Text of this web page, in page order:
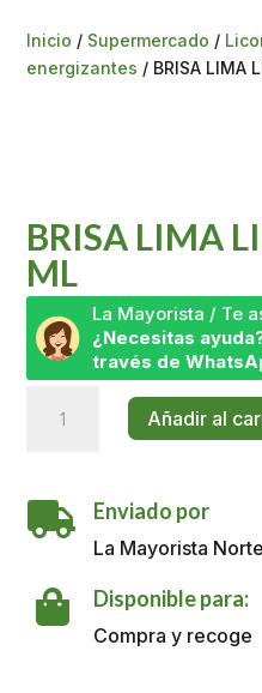
Inicio / Supermercado /
energizantes / BRISA LIMA
BRISA LIMA
ML
La Mayorista / Te
¿Necesitas
través de
LIMA
ML
cantidad
Añadir al
 Enviado por
La Mayorista Norte
 Disponible para:
Compra y recoge